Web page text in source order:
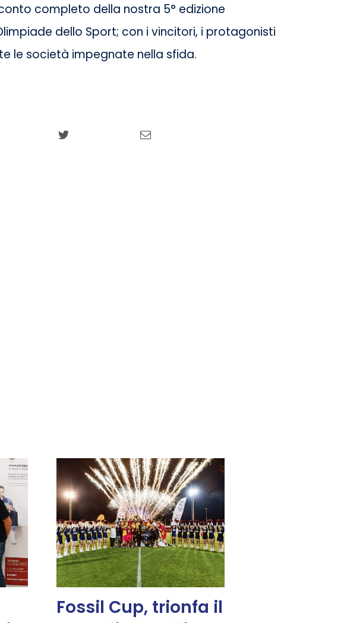
completo della nostra 5° edizione
dello Sport; con i vincitori, i protagonisti
le società impegnate nella sfida.
Fossil Cup, trionfa il